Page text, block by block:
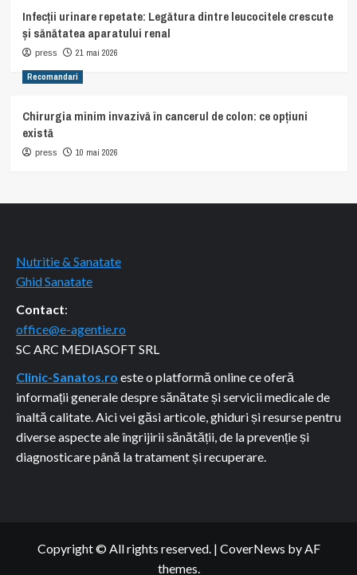
Infecții urinare repetate: Legătura dintre leucocitele crescute
și sănătatea aparatului renal
press 21 mai 2026
Recomandari
Chirurgia minim invazivă în cancerul de colon: ce opțiuni
există
press 10 mai 2026
Nutritie & Sanatate
Ghid Sanatate
Contact:
office@e-agentie.ro
SC ARC MEDIASOFT SRL
Clinic-Sanatos.ro este o platformă online ce oferă
informații generale despre sănătate și servicii medicale de
înaltă calitate. Aici vei găsi articole, ghiduri și resurse pentru
diverse aspecte ale îngrijirii sănătății, de la prevenție și
diagnosticare până la tratament și recuperare.
Copyright © All rights reserved. | CoverNews by AF
themes.